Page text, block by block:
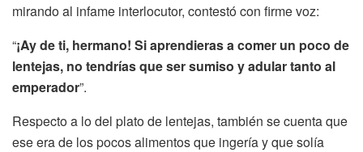
mirando al infame interlocutor, contestó con firme voz:
“¡Ay de ti, hermano! Si aprendieras a comer un poco de
lentejas, no tendrías que ser sumiso y adular tanto al
emperador”.
Respecto a lo del plato de lentejas, también se cuenta que
ese era de los pocos alimentos que ingería y que solía